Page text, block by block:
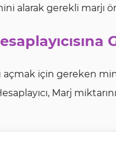
alarak gerekli marjı
açmak için gereken
Marj